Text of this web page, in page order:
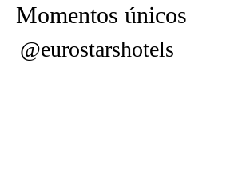
Momentos únicos
@eurostarshotels